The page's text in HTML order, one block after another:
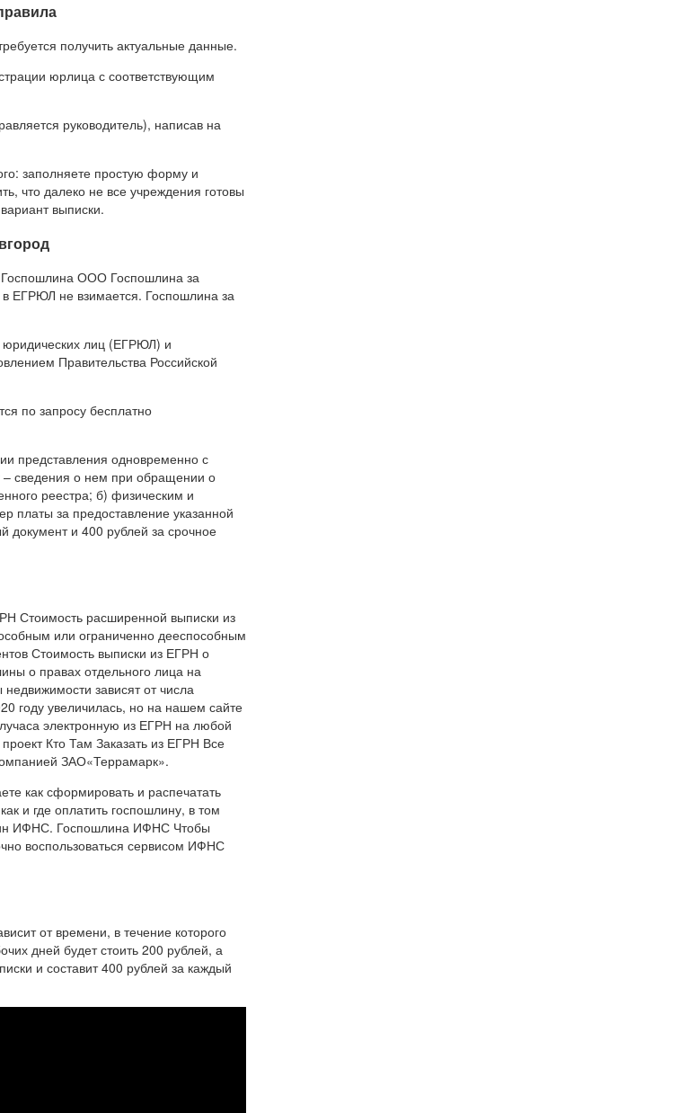
получить актуальные данные.
юрлица с соответствующим
руководитель), написав на
заполняете простую форму и
что далеко не все учреждения готовы
выписки.
Госпошлина ООО Госпошлина за
ЕГРЮЛ не взимается. Госпошлина за
юридических лиц (ЕГРЮЛ) и
Правительства Российской
по запросу бесплатно
представления одновременно с
сведения о нем при обращении о
реестра; б) физическим и
платы за предоставление указанной
документ и 400 рублей за срочное
Стоимость расширенной выписки из
или ограниченно дееспособным
Стоимость выписки из ЕГРН о
о правах отдельного лица на
зависят от числа
году увеличилась, но на нашем сайте
электронную из ЕГРН на любой
Кто Там Заказать из ЕГРН Все
ЗАО«Террамарк».
как сформировать и распечатать
и где оплатить госпошлину, в том
ИФНС. Госпошлина ИФНС Чтобы
воспользоваться сервисом ИФНС
от времени, в течение которого
дней будет стоить 200 рублей, а
и составит 400 рублей за каждый